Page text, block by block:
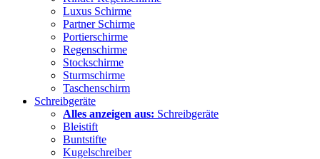
Luxus Schirme
Partner Schirme
Portierschirme
Regenschirme
Stockschirme
Sturmschirme
Taschenschirm
Schreibgeräte
Alles anzeigen aus: Schreibgeräte
Bleistift
Buntstifte
Kugelschreiber